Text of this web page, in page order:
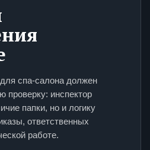
спа-салона должен
проверку: инспектор
папки, но и логику
ответственных
работе.